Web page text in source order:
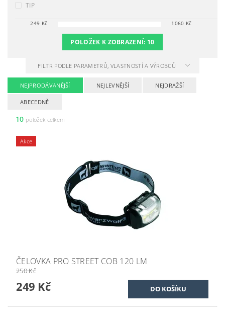
TIP
249 Kč 1060 Kč
POLOŽEK K ZOBRAZENÍ: 10
FILTR PODLE PARAMETRŮ, VLASTNOSTÍ A VÝROBCŮ
NEJPRODÁVANĚJŠÍ NEJLEVNĚJŠÍ NEJDRAŽŠÍ
ABECEDNĚ
10 položek celkem
Akce
ČELOVKA PRO STREET COB 120 LM
250 Kč
249 Kč